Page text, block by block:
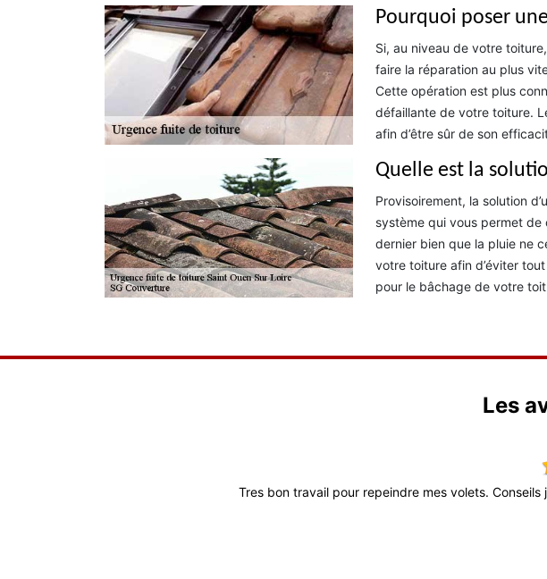
Pourquoi poser
Si, au niveau de votre
faire la réparation au plus
Cette opération est plus
défaillante de votre toiture.
afin d’être sûr de son
Quelle est la
Provisoirement, la solution
système qui vous permet de
dernier bien que la pluie ne
votre toiture afin d’éviter
pour le bâchage de votre
Les
Tres bon travail pour repeindre mes volets.